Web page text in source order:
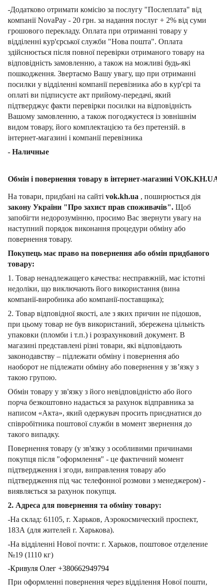
-Додатково отримати комісію за послугу "Послеплата" від
компанії NovaPay - 20 грн. за надання послуг + 2% від суми
грошового перекладу. Оплата при отриманні товару у
відділенні кур'єрської служби "Нова пошта". Оплата
здійснюється після повної перевірки отриманого товару на
відповідність замовленню, а також на можливі будь-які
пошкодження. Звертаємо Вашу увагу, що при отриманні
посилки у відділенні компанії перевізника або в кур'єрі та
оплаті ви підписуєте акт прийому-передачі, який
підтверджує факти перевірки посилки на відповідність
Вашому замовленню, а також погоджуєтеся із зовнішнім
видом товару, його комплектацією та без претензій. в
інтернет-магазині і компанії перевізника
- Наличные
Обмін і повернення товару в інтернет-магазині
На товари, придбані на сайті vok.kh.ua , поширюється дія
закону України "Про захист прав споживачів". Щоб
запобігти недорозумінню, просимо Вас звернути увагу на
наступний порядок виконання процедури обміну або
повернення товару.
Покупець має право на повернення або обмін придбаного
товару:
1. Товар ненадлежащего качества: несправжній, має істотні
недоліки, що виключають його використання (вина
компанії-виробника або компанії-поставщика);
2. Товар відповідної якості, але з яких причин не підошов,
при цьому товар не був використаний, збережена цільність
упаковки (пломби і т.п.) і розрахунковий документ. В
магазині представлені різні товари, які відповідають
законодавству – підлежати обміну і повернення або
наоборот не підлежати обміну або повернення у зв’язку з
такою групою.
Обмін товару у зв'язку з його невідповідністю або його
порча безкоштовно надається за рахунок відправника за
написом «Акта», який одержувач просить приєднатися до
співробітника поштової служби в момент звернення до
такого випадку.
Повернення товару (у зв'язку з особливими причинами
покупця після "оформлення" - це фактичний момент
підтвердження і згоди, виправлення товару або
підтвердження під час телефонної розмови з менеджером) -
виявляється за рахунок покупця.
2. Адреса для повернення та обміну товару:
-На склад: 61105, г. Харьков, Аэрокосмический проспект,
183А (для жителей г. Харькова).
-На відділенні Нової почти: г. Харьков, поштовое отделение
№19 (1110 кг)
-Кривуля Олег +380662949794
При оформленні повернення через відділення Нової пошти,